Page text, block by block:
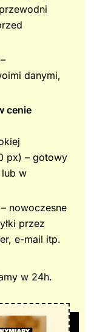
–
danymi,
cenie
px) – gotowy
w
– nowoczesne
przez
e-mail itp.
w 24h.